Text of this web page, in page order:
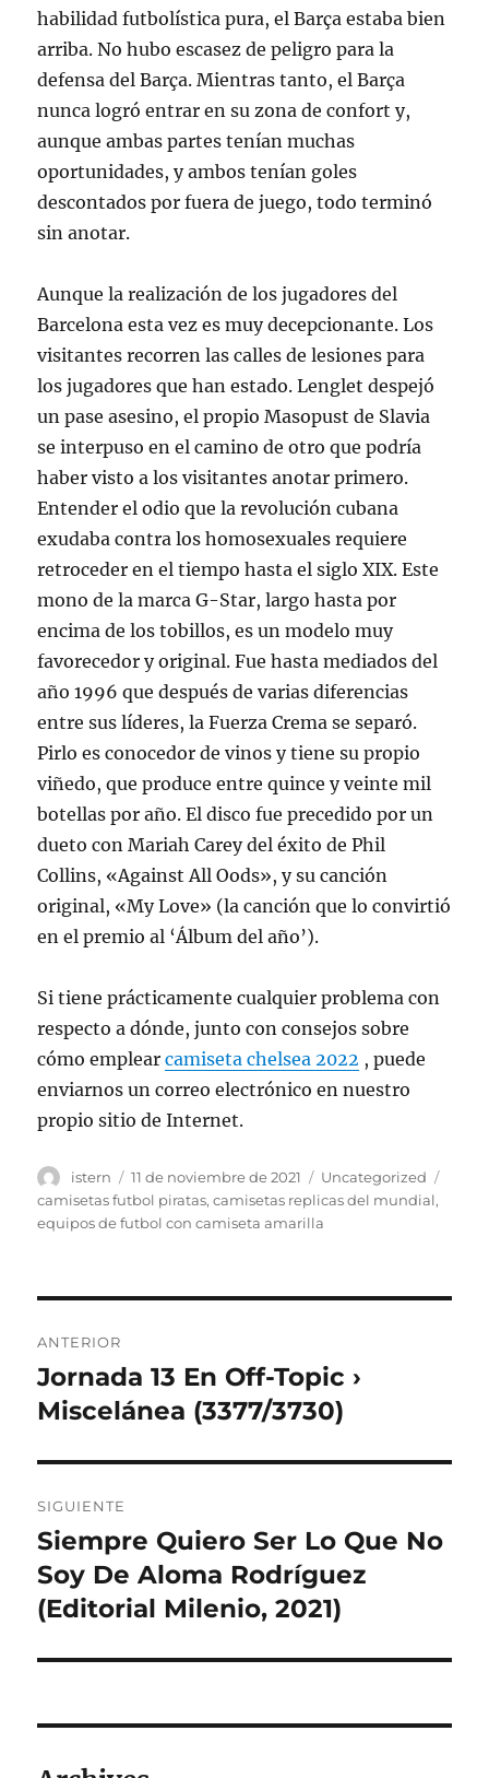
habilidad futbolística pura, el Barça estaba bien
arriba. No hubo escasez de peligro para la
defensa del Barça. Mientras tanto, el Barça
nunca logró entrar en su zona de confort y,
aunque ambas partes tenían muchas
oportunidades, y ambos tenían goles
descontados por fuera de juego, todo terminó
sin anotar.
Aunque la realización de los jugadores del
Barcelona esta vez es muy decepcionante. Los
visitantes recorren las calles de lesiones para
los jugadores que han estado. Lenglet despejó
un pase asesino, el propio Masopust de Slavia
se interpuso en el camino de otro que podría
haber visto a los visitantes anotar primero.
Entender el odio que la revolución cubana
exudaba contra los homosexuales requiere
retroceder en el tiempo hasta el siglo XIX. Este
mono de la marca G-Star, largo hasta por
encima de los tobillos, es un modelo muy
favorecedor y original. Fue hasta mediados del
año 1996 que después de varias diferencias
entre sus líderes, la Fuerza Crema se separó.
Pirlo es conocedor de vinos y tiene su propio
viñedo, que produce entre quince y veinte mil
botellas por año. El disco fue precedido por un
dueto con Mariah Carey del éxito de Phil
Collins, «Against All Oods», y su canción
original, «My Love» (la canción que lo convirtió
en el premio al ‘Álbum del año’).
Si tiene prácticamente cualquier problema con
respecto a dónde, junto con consejos sobre
cómo emplearcamiseta chelsea 2022 , puede
enviarnos un correo electrónico en nuestro
propio sitio de Internet.
Autor
istern
Publicado
el
11 de noviembre de 2021 Categorías
Uncategorized
camisetas futbol piratas,camisetas replicas del mundial,
equipos de futbol con camiseta amarilla
de
entradas
ANTERIOR
Entrada
anterior:
Jornada 13 En Off-Topic ›
Miscelánea (3377/3730)
SIGUIENTE
Entrada
siguiente:
Siempre Quiero Ser Lo Que No
Soy De Aloma Rodríguez
(Editorial Milenio, 2021)